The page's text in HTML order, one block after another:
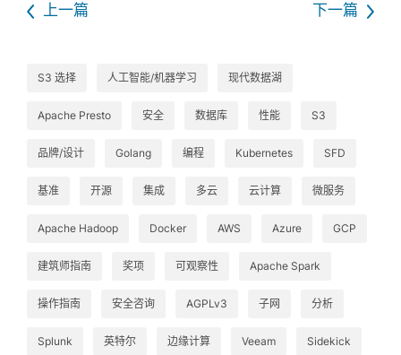
上一篇 下一篇
S3 选择 人工智能/机器学习 现代数据湖
Apache Presto 安全 数据库 性能 S3
品牌/设计 Golang 编程 Kubernetes SFD
基准 开源 集成 多云 云计算 微服务
Apache Hadoop Docker AWS Azure GCP
建筑师指南 奖项 可观察性 Apache Spark
操作指南 安全咨询 AGPLv3 子网 分析
Splunk 英特尔 边缘计算 Veeam Sidekick